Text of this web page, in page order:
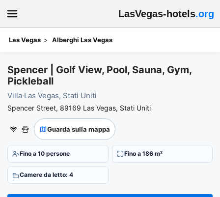
LasVegas-hotels.org
Las Vegas Alberghi Las Vegas
Prenota il tuo soggiorno presso Spencer | Golf View, Pool, Sauna,
Spencer | Golf View, Pool, Sauna, Gym,
Pickleball
Villa·Las Vegas, Stati Uniti
Spencer Street, 89169 Las Vegas, Stati Uniti
Guarda sulla mappa
Fino a 10 persone Fino a 186 m²
Camere da letto: 4